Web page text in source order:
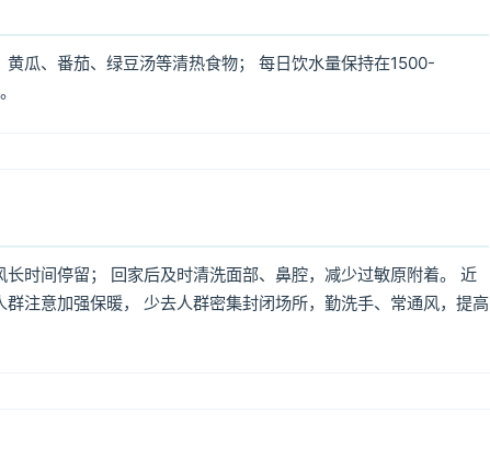
瓜、番茄、绿豆汤等清热食物； 每日饮水量保持在1500-
时间停留； 回家后及时清洗面部、鼻腔，减少过敏原附着。 近
注意加强保暖， 少去人群密集封闭场所，勤洗手、常通风，提高